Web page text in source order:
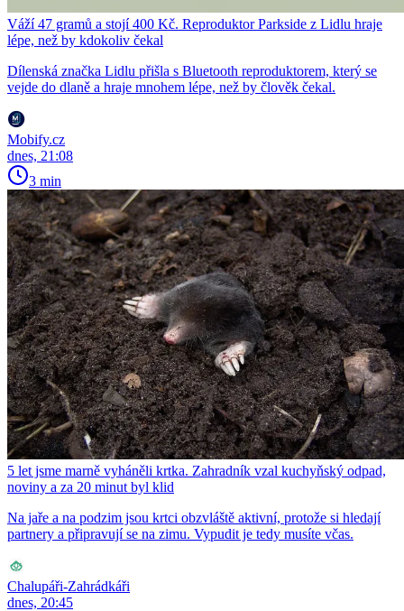
Váží 47 gramů a stojí 400 Kč. Reproduktor Parkside z Lidlu hraje
lépe, než by kdokoliv čekal
Dílenská značka Lidlu přišla s Bluetooth reproduktorem, který se
vejde do dlaně a hraje mnohem lépe, než by člověk čekal.
Mobify.cz
dnes, 21:08
3 min
5 let jsme marně vyháněli krtka. Zahradník vzal kuchyňský odpad,
noviny a za 20 minut byl klid
Na jaře a na podzim jsou krtci obzvláště aktivní, protože si hledají
partnery a připravují se na zimu. Vypudit je tedy musíte včas.
Chalupáři-Zahrádkáři
dnes, 20:45